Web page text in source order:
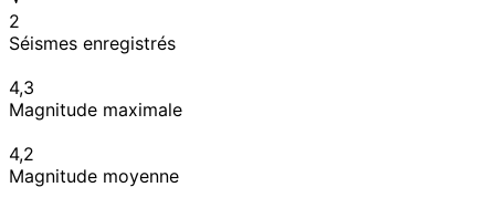
2
Séismes enregistrés
4,3
Magnitude maximale
4,2
Magnitude moyenne